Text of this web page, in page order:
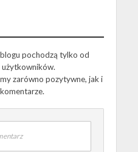
pochodzą tylko od
zarówno pozytywne, jak i